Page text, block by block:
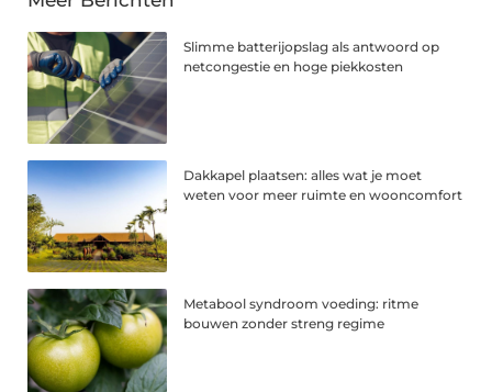
Slimme batterijopslag als antwoord op
netcongestie en hoge piekkosten
Dakkapel plaatsen: alles wat je moet
weten voor meer ruimte en wooncomfort
Metabool syndroom voeding: ritme
bouwen zonder streng regime